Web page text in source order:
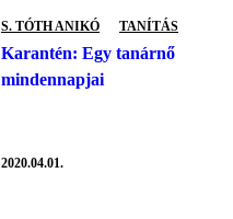
S. TÓTH ANIKÓ TANÍTÁS
Karantén: Egy tanárnő
mindennapjai
2020.04.01.